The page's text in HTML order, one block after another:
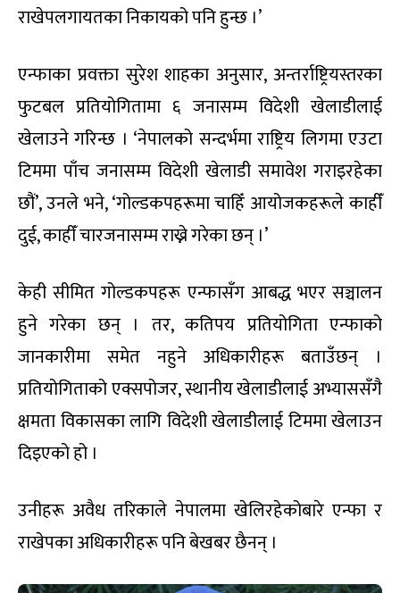
राखेपलगायतका निकायको पनि हुन्छ ।’
एन्फाका प्रवक्ता सुरेश शाहका अनुसार, अन्तर्राष्ट्रियस्तरका
फुटबल प्रतियोगितामा ६ जनासम्म विदेशी खेलाडीलाई
खेलाउने गरिन्छ । ‘नेपालको सन्दर्भमा राष्ट्रिय लिगमा एउटा
टिममा पाँच जनासम्म विदेशी खेलाडी समावेश गराइरहेका
छौं’, उनले भने, ‘गोल्डकपहरूमा चाहिँ आयोजकहरूले काहीँ
दुई, काहीँ चारजनासम्म राख्ने गरेका छन् ।’
केही सीमित गोल्डकपहरू एन्फासँग आबद्ध भएर सञ्चालन
हुने गरेका छन् । तर, कतिपय प्रतियोगिता एन्फाको
जानकारीमा समेत नहुने अधिकारीहरू बताउँछन् ।
प्रतियोगिताको एक्सपोजर, स्थानीय खेलाडीलाई अभ्याससँगै
क्षमता विकासका लागि विदेशी खेलाडीलाई टिममा खेलाउन
दिइएको हो ।
उनीहरू अवैध तरिकाले नेपालमा खेलिरहेकोबारे एन्फा र
राखेपका अधिकारीहरू पनि बेखबर छैनन् ।